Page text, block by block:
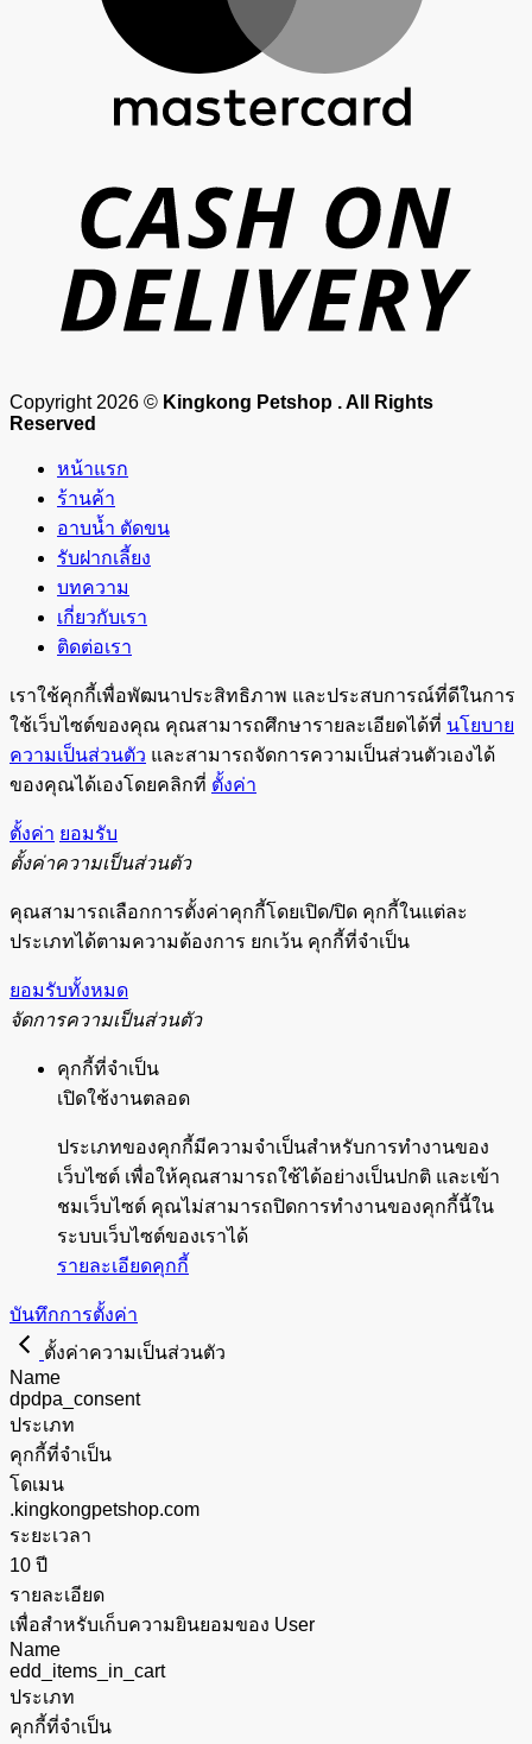
Copyright 2026 © Kingkong Petshop . All Rights
Reserved
หน้าแรก
ร้านค้า
อาบน้ำ ตัดขน
รับฝากเลี้ยง
บทความ
เกี่ยวกับเรา
ติดต่อเรา
เราใช้คุกกี้เพื่อพัฒนาประสิทธิภาพ และประสบการณ์ที่ดีในการ
ใช้เว็บไซต์ของคุณ คุณสามารถศึกษารายละเอียดได้ที่ นโยบาย
ความเป็นส่วนตัว และสามารถจัดการความเป็นส่วนตัวเองได้
ของคุณได้เองโดยคลิกที่ ตั้งค่า
ตั้งค่า ยอมรับ
ตั้งค่าความเป็นส่วนตัว
คุณสามารถเลือกการตั้งค่าคุกกี้โดยเปิด/ปิด คุกกี้ในแต่ละ
ประเภทได้ตามความต้องการ ยกเว้น คุกกี้ที่จำเป็น
ยอมรับทั้งหมด
จัดการความเป็นส่วนตัว
คุกกี้ที่จำเป็น
เปิดใช้งานตลอด
ประเภทของคุกกี้มีความจำเป็นสำหรับการทำงานของ
เว็บไซต์ เพื่อให้คุณสามารถใช้ได้อย่างเป็นปกติ และเข้า
ชมเว็บไซต์ คุณไม่สามารถปิดการทำงานของคุกกี้นี้ใน
ระบบเว็บไซต์ของเราได้
รายละเอียดคุกกี้
บันทึกการตั้งค่า
ตั้งค่าความเป็นส่วนตัว
Name
dpdpa_consent
ประเภท
คุกกี้ที่จำเป็น
โดเมน
.kingkongpetshop.com
ระยะเวลา
10 ปี
รายละเอียด
เพื่อสำหรับเก็บความยินยอมของ User
Name
edd_items_in_cart
ประเภท
คุกกี้ที่จำเป็น